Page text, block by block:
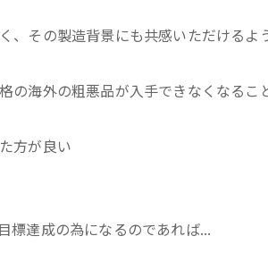
、その製造背景にも共感いただけるよ
の海外の粗悪品が入手できなくなる
方が良い
標達成の為になるのであれば...